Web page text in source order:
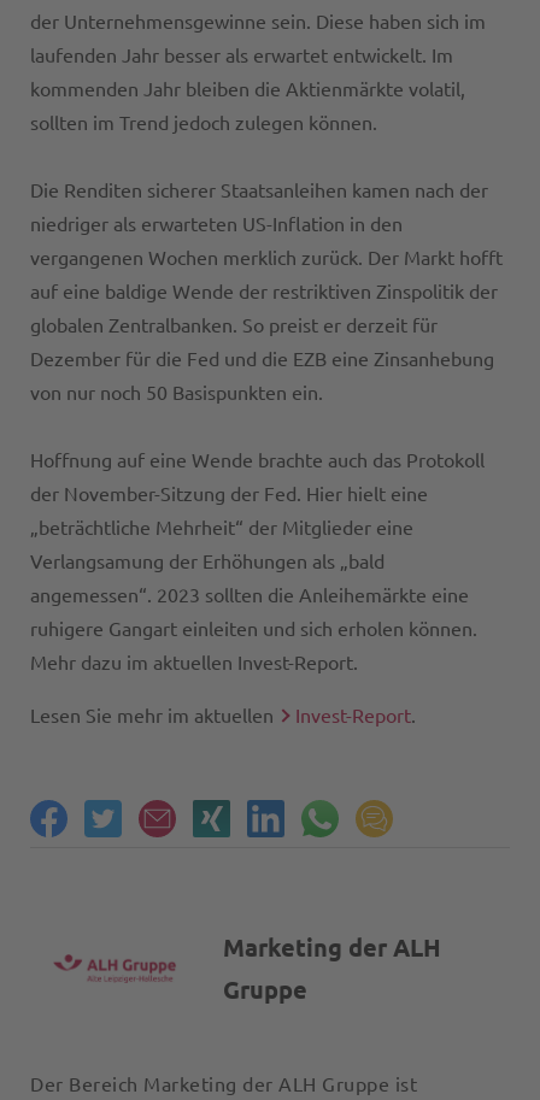
der Unternehmensgewinne sein. Diese haben sich im
laufenden Jahr besser als erwartet entwickelt. Im
kommenden Jahr bleiben die Aktienmärkte volatil,
sollten im Trend jedoch zulegen können.
Die Renditen sicherer Staatsanleihen kamen nach der
niedriger als erwarteten US-Inflation in den
vergangenen Wochen merklich zurück. Der Markt hofft
auf eine baldige Wende der restriktiven Zinspolitik der
globalen Zentralbanken. So preist er derzeit für
Dezember für die Fed und die EZB eine Zinsanhebung
von nur noch 50 Basispunkten ein.
Hoffnung auf eine Wende brachte auch das Protokoll
der November-Sitzung der Fed. Hier hielt eine
„beträchtliche Mehrheit“ der Mitglieder eine
Verlangsamung der Erhöhungen als „bald
angemessen“. 2023 sollten die Anleihemärkte eine
ruhigere Gangart einleiten und sich erholen können.
Mehr dazu im aktuellen Invest-Report.
Lesen Sie mehr im aktuellen Invest-Report.
Marketing der ALH
Gruppe
Der Bereich Marketing der ALH Gruppe ist